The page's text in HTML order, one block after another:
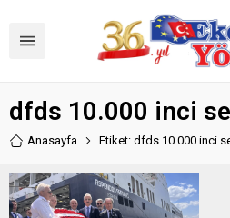
dfds 10.000 inci
Anasayfa Etiket: dfds 10.000 inci